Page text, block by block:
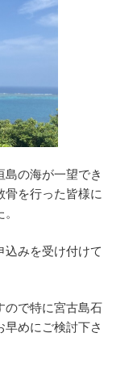
の海が一望でき
骨を行った皆様に
込みを受け付けて
ので特に宮古島石
めにご検討下さ